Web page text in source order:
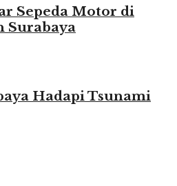
Sepeda Motor di
Surabaya
Hadapi Tsunami